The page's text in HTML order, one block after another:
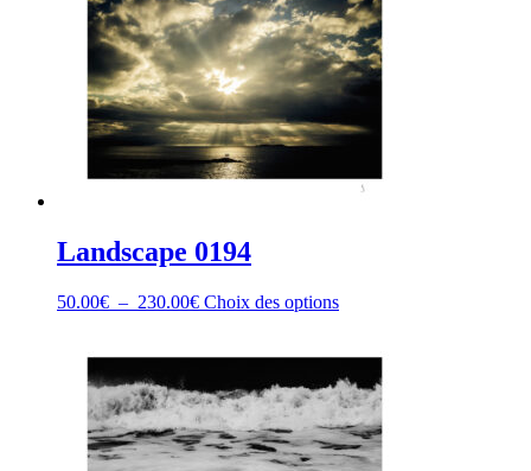
Landscape 0194
50.00€ – 230.00€Plage
50.00€
à
230.00€
Choix des optionsCe
plusieurs
variations.
Les
options
peuvent